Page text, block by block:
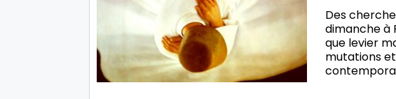
Des
dimanche à
que levier
mutations